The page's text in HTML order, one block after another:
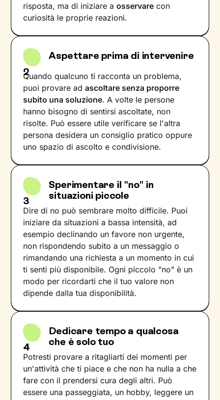
risposta, ma di iniziare aosservare con
curiosità le proprie reazioni.
2
Aspettare prima di intervenire
Quando qualcuno ti racconta un problema,
puoi provare adascoltare senza proporre
subito una soluzione. A volte le persone
hanno bisogno di sentirsi ascoltate, non
risolte. Può essere utile verificare se l'altra
persona desidera un consiglio pratico oppure
uno spazio di ascolto e condivisione.
3
Sperimentare il "no" in
situazioni piccole
Dire di no può sembrare molto difficile. Puoi
iniziare da situazioni a bassa intensità, ad
esempio declinando un favore non urgente,
non rispondendo subito a un messaggio o
rimandando una richiesta a un momento in cui
ti senti più disponibile. Ogni piccolo "no" è un
modo per ricordarti che il tuo valore non
dipende dalla tua disponibilità.
4
Dedicare tempo a qualcosa
che è solo tuo
Potresti provare a ritagliarti dei momenti per
un'attività che ti piace e che non ha nulla a che
fare con il prendersi cura degli altri. Può
essere una passeggiata, un hobby, leggere un